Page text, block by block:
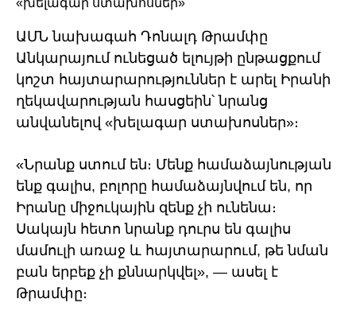
ԱՄՆ նախագահ Դոնալդ Թրամփը
Անկարայում ունեցած ելույթի ընթացքում
կոշտ հայտարարություններ է արել Իրանի
ղեկավարության հասցեին՝ նրանց
անվանելով «խելագար ստախոսներ»։
«Նրանք ստում են։ Մենք համաձայնության
ենք գալիս, բոլորը համաձայնվում են, որ
Իրանը միջուկային զենք չի ունենա։
Սակայն հետո նրանք դուրս են գալիս
մամուլի առաջ և հայտարարում, թե նման
բան երբեք չի քննարկվել», — ասել է
Թրամփը։